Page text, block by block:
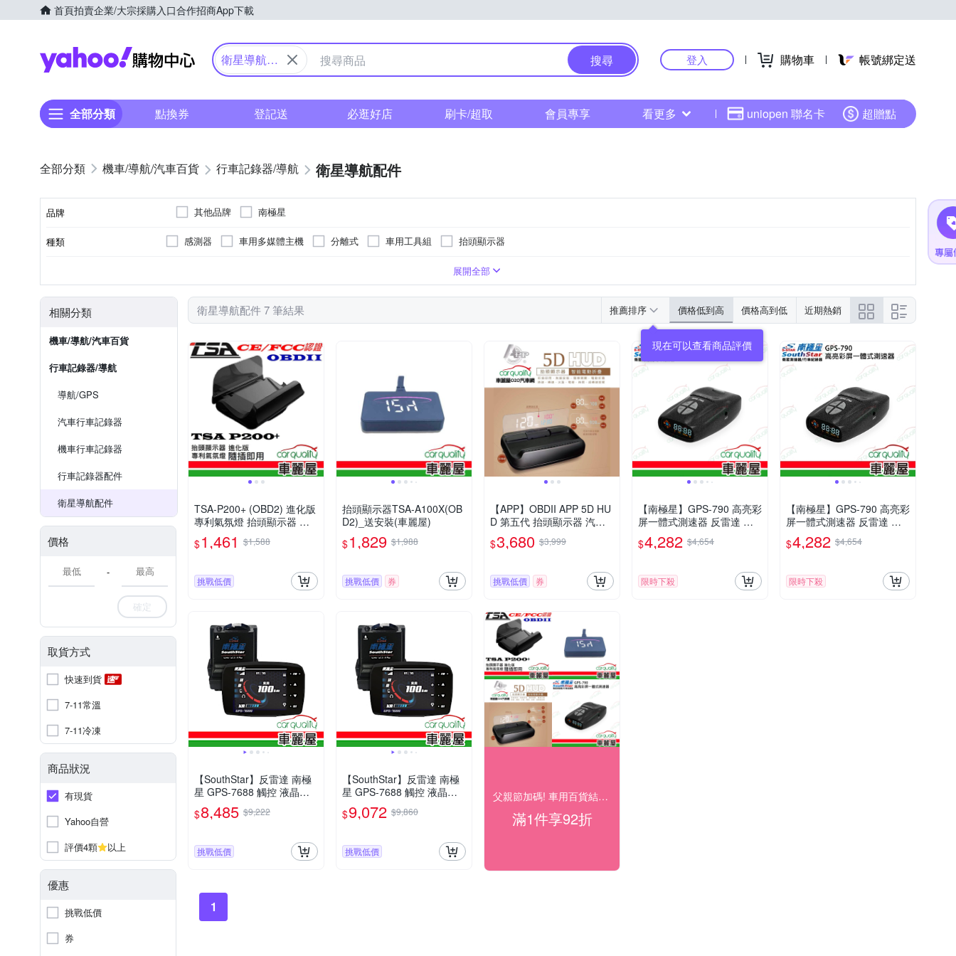
首頁拍賣企業/大宗採購入口合作招商App下載
Yahoo購物中心
衛星導航配
搜尋 登入 購物車 帳號綁定送
全部分類 點換券 登記送 必逛好店 刷卡/超取 會員專享 看更多 uniopen 聯名卡 超贈點
機車/導航/汽車百貨 行車記錄器/導航 衛星導航配件
品牌 其他品牌 南極星
種類 感測器 車用多媒體主機 分離式 車用工具組 抬頭顯示器
展開全部
相關分類
機車/導航/汽車百貨
行車記錄器/導航
導航/GPS
汽車行車記錄器
機車行車記錄器
行車記錄器配件
衛星導航配件
價格
-
確定
取貨方式
快速到貨
7-11常溫
7-11冷凍
商品狀況
有現貨
Yahoo自營
評價4顆
以上
優惠
挑戰低價
券
衛星導航配件 7 筆結果 推薦排序 價格低到高 價格高到低 近期熱銷
現在可以查看商品評價
TSA-P200+ (OBD2) 進化版
專利氣氛燈 抬頭顯示器 最
高支援到時速300(車麗屋)
$1,461 $1,588
挑戰低價
抬頭顯示器TSA-A100X(OB
D2)_送安裝(車麗屋)
$1,829 $1,988
挑戰低價 券
【APP】OBDII APP 5D HU
D 第五代 抬頭顯示器 汽、
油電車通用 送安裝(車麗屋)
$3,680 $3,999
挑戰低價 券
【南極星】GPS-790 高亮彩
屏一體式測速器 反雷達 安
裝費另計(車麗屋)
$4,282 $4,654
限時下殺
【南極星】GPS-790 高亮彩
屏一體式測速器 反雷達 送
安裝(車麗屋)
$4,282 $4,654
限時下殺
【SouthStar】反雷達 南極
星 GPS-7688 觸控 液晶彩
屏分體測速器 安裝費另計
(車麗屋)
$8,485 $9,222
挑戰低價
【SouthStar】反雷達 南極
星 GPS-7688 觸控 液晶彩
屏分體測速器 送安裝(車麗
屋)
$9,072 $9,860
挑戰低價
父親節加碼! 車用百貨結帳92折
滿1件享92折
1